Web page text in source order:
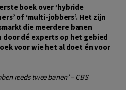
boek over ‘hybride
of ‘multi-jobbers’. Het zijn
die meerdere banen
door dé experts op het gebied
voor wie het al doet én voor
reeds twee banen’ – CBS